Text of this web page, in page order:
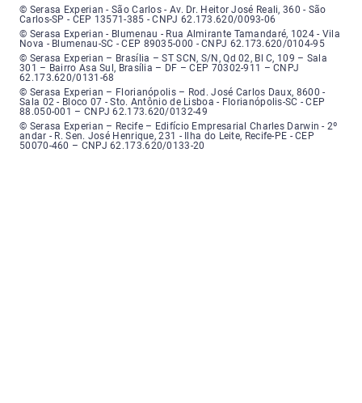
Serasa Experian - São Carlos - Endereço: Avenida Doutor Heitor José
© Serasa Experian - São Carlos - Av. Dr. Heitor José Reali, 360 - São
Carlos-SP - CEP 13571-385 - CNPJ 62.173.620/0093-06
Serasa Experian - Blumenau - Endereço: Rua Almirante Tamandaré,
© Serasa Experian - Blumenau - Rua Almirante Tamandaré, 1024 - Vila
Nova - Blumenau-SC - CEP 89035-000 - CNPJ 62.173.620/0104-95
Serasa Experian - Brasília, Endereço: Setor Comercial Norte, sem
© Serasa Experian – Brasília – ST SCN, S/N, Qd 02, Bl C, 109 – Sala
301 – Bairro Asa Sul, Brasília – DF – CEP 70302-911 – CNPJ
62.173.620/0131-68
Serasa Experian - Florianópolis, Endereço: Rodovia José Carlos, número
© Serasa Experian – Florianópolis – Rod. José Carlos Daux, 8600 -
Sala 02 - Bloco 07 - Sto. Antônio de Lisboa - Florianópolis-SC - CEP
88.050-001 – CNPJ 62.173.620/0132-49
Serasa Experian - Recife, Endereço: Edifício Empresarial Charles Darwin,
© Serasa Experian – Recife – Edifício Empresarial Charles Darwin - 2º
andar - R. Sen. José Henrique, 231 - Ilha do Leite, Recife-PE - CEP
50070-460 – CNPJ 62.173.620/0133-20